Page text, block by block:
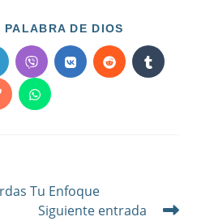
PALABRA DE DIOS
ESTE
Se
abre
en
una
nueva
Se
abre
Se
abre
Se
abre
Se
abre
Tu Enfoque
Siguiente entrada